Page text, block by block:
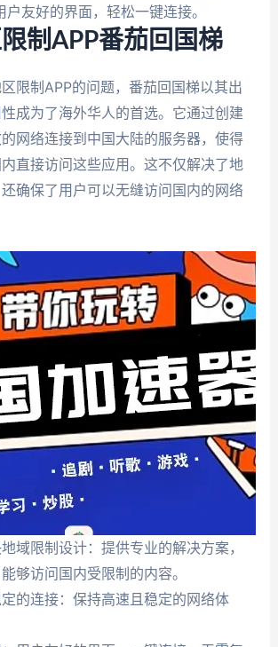
户友好的界面，轻松一键连接。
制APP番茄回国梯
限制APP的问题，番茄回国梯以其出
成为了海外华人的首选。它通过创建
网络连接到中国大陆的服务器，使得
直接访问这些应用。这不仅解决了地
确保了用户可以无缝访问国内的网络
域限制设计：提供专业的解决方案，
够访问国内受限制的内容。
的连接：保持高速且稳定的网络体